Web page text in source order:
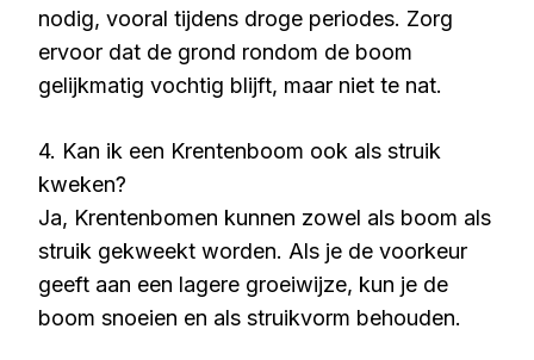
nodig, vooral tijdens droge periodes. Zorg
ervoor dat de grond rondom de boom
gelijkmatig vochtig blijft, maar niet te nat.
4. Kan ik een Krentenboom ook als struik
kweken?
Ja, Krentenbomen kunnen zowel als boom als
struik gekweekt worden. Als je de voorkeur
geeft aan een lagere groeiwijze, kun je de
boom snoeien en als struikvorm behouden.